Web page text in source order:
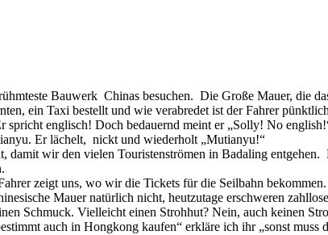
Bauwerk Chinas besuchen. Die Große Mauer, die
ein Taxi bestellt und wie verabredet ist der Fahrer
spricht englisch! Doch bedauernd meint er „Solly! No
Er lächelt, nickt und wiederholt „Mutianyu!“
damit wir den vielen Touristenströmen in Badaling
zeigt uns, wo wir die Tickets für die Seilbahn
Mauer natürlich nicht, heutzutage erschweren
Schmuck. Vielleicht einen Strohhut? Nein, auch keinen
auch in Hongkong kaufen“ erkläre ich ihr „sonst